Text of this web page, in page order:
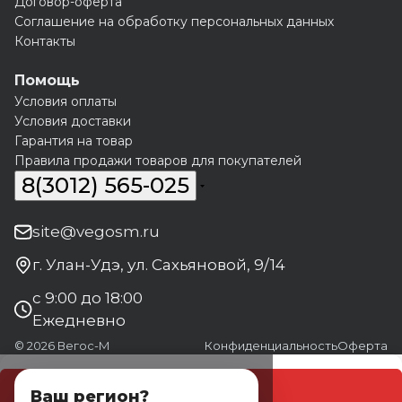
Соглашение на обработку персональных данных
Контакты
Помощь
Условия оплаты
Условия доставки
Гарантия на товар
Правила продажи товаров для покупателей
8(3012) 565-025
site@vegosm.ru
г. Улан-Удэ, ул. Сахьяновой, 9/14
с 9:00 до 18:00
Ежедневно
© 2026 Вегос-М КонфиденциальностьОферта
Ваш регион?